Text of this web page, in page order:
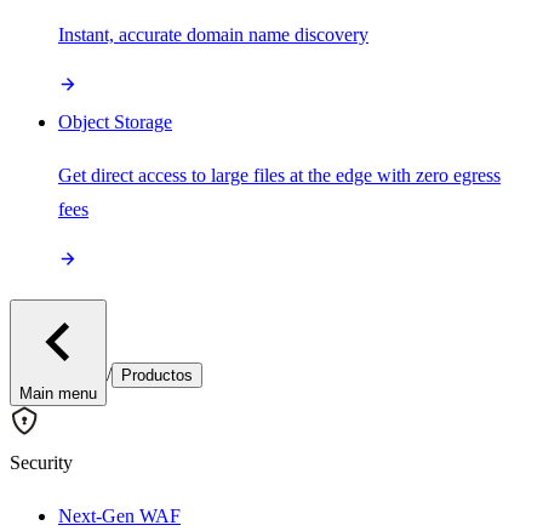
Instant, accurate domain name discovery
Object Storage
Get direct access to large files at the edge with zero egress
fees
Main menu
/ Productos
Security
Next-Gen WAF